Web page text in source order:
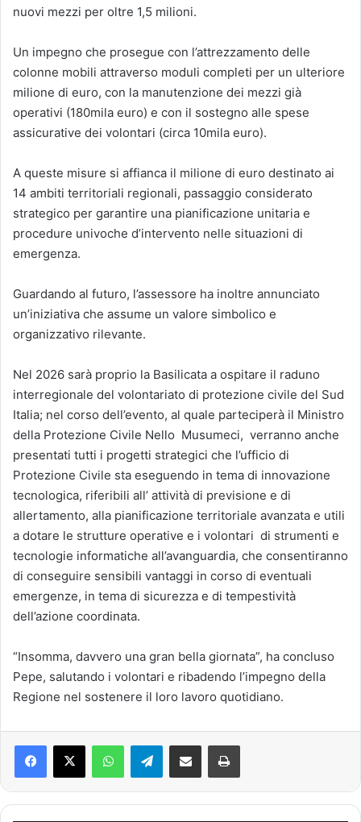
nuovi mezzi per oltre 1,5 milioni.
Un impegno che prosegue con l’attrezzamento delle
colonne mobili attraverso moduli completi per un ulteriore
milione di euro, con la manutenzione dei mezzi già
operativi (180mila euro) e con il sostegno alle spese
assicurative dei volontari (circa 10mila euro).
A queste misure si affianca il milione di euro destinato ai
14 ambiti territoriali regionali, passaggio considerato
strategico per garantire una pianificazione unitaria e
procedure univoche d’intervento nelle situazioni di
emergenza.
Guardando al futuro, l’assessore ha inoltre annunciato
un’iniziativa che assume un valore simbolico e
organizzativo rilevante.
Nel 2026 sarà proprio la Basilicata a ospitare il raduno
interregionale del volontariato di protezione civile del Sud
Italia; nel corso dell’evento, al quale parteciperà il Ministro
della Protezione Civile Nello Musumeci, verranno anche
presentati tutti i progetti strategici che l’ufficio di
Protezione Civile sta eseguendo in tema di innovazione
tecnologica, riferibili all’ attività di previsione e di
allertamento, alla pianificazione territoriale avanzata e utili
a dotare le strutture operative e i volontari di strumenti e
tecnologie informatiche all’avanguardia, che consentiranno
di conseguire sensibili vantaggi in corso di eventuali
emergenze, in tema di sicurezza e di tempestività
dell’azione coordinata.
“Insomma, davvero una gran bella giornata”, ha concluso
Pepe, salutando i volontari e ribadendo l’impegno della
Regione nel sostenere il loro lavoro quotidiano.
Telegram